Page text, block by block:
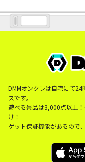
DMMオンクレは自宅にて
スです。
遊べる景品は3,000点以上
け！
ゲット保証機能があるので